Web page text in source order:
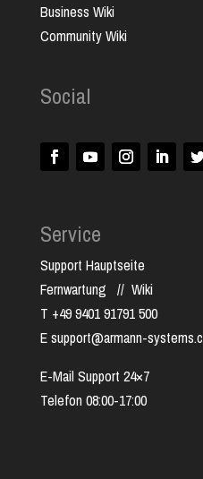
Business Wiki
Community Wiki
Social
Service
Support Hauptseite
Fernwartung // Wiki
T +49 9401 91791 500
E support@armann-
E-Mail Support 24×7
Telefon 08:00-17:00